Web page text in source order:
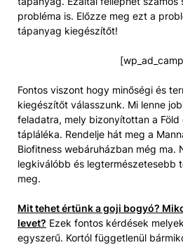
probléma is. Előzze meg ezt a
tápanyag kiegészítőt!
Fontos viszont hogy minőségi és
kiegészítőt válasszunk. Mi lenne
feladatra, mely bizonyítottan a Föld
tápláléka. Rendelje hát meg a
Biofitness webáruházban még ma.
legkiválóbb és legtermészetesebb
meg.
Mit tehet értünk a goji bogyó?
levet? Ezek fontos kérdések
egyszerű. Kortól függetlenül